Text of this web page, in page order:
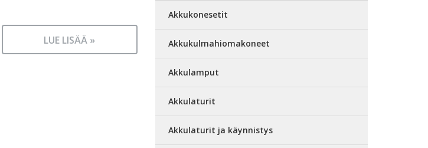
LUE LISÄÄ »
Akkukonesetit
Akkukulmahiomakoneet
Akkulamput
Akkulaturit
Akkulaturit ja käynnistys